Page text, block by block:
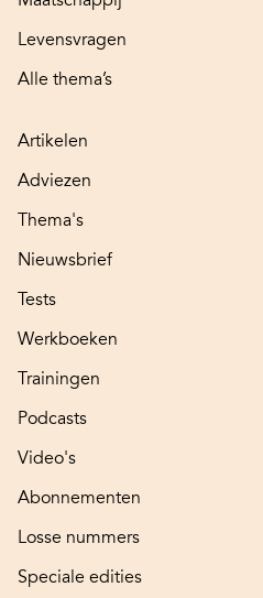
Levensvragen
Alle thema’s
Artikelen
Adviezen
Thema's
Nieuwsbrief
Tests
Werkboeken
Trainingen
Podcasts
Video's
Abonnementen
Losse nummers
Speciale edities